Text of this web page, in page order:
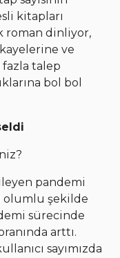
kitapları
roman dinliyor,
ve
fazla talep
bol bol
pandemi
olumlu şekilde
sürecinde
arttı.
sayımızda